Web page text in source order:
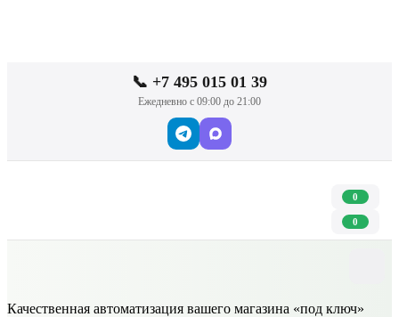
📞 +7 495 015 01 39
Ежедневно с 09:00 до 21:00
0
0
Качественная автоматизация вашего магазина «под ключ»